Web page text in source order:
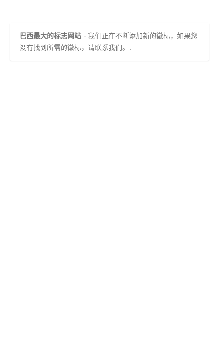
巴西最大的标志网站 - 我们正在不断添加新的徽标，如果您
没有找到所需的徽标，请联系我们。.